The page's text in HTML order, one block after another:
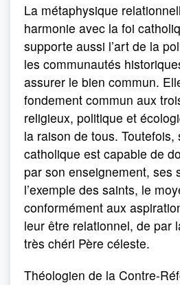
La métaphysique
harmonie avec la foi
supporte aussi l’art de la
les communautés
assurer le bien commun.
fondement commun aux
religieux, politique et
la raison de tous. Toutefois,
catholique est capable de
par son enseignement, ses
l’exemple des saints, le
conformément aux
leur être relationnel, de par
très chéri Père céleste.
Théologien de la Contre-